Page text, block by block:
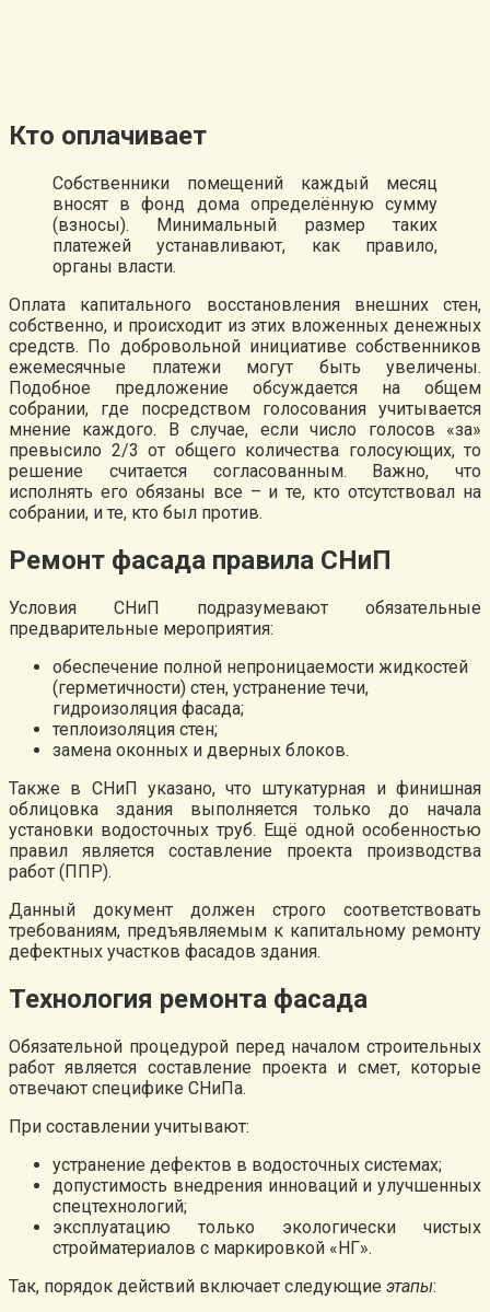
Кто оплачивает
Собственники помещений каждый месяц
вносят в фонд дома определённую сумму
(взносы). Минимальный размер таких
платежей устанавливают, как правило,
органы власти.
Оплата капитального восстановления внешних стен,
собственно, и происходит из этих вложенных денежных
средств. По добровольной инициативе собственников
ежемесячные платежи могут быть увеличены.
Подобное предложение обсуждается на общем
собрании, где посредством голосования учитывается
мнение каждого. В случае, если число голосов «за»
превысило 2/3 от общего количества голосующих, то
решение считается согласованным. Важно, что
исполнять его обязаны все – и те, кто отсутствовал на
собрании, и те, кто был против.
Ремонт фасада правила СНиП
Условия СНиП подразумевают обязательные
предварительные мероприятия:
обеспечение полной непроницаемости жидкостей
(герметичности) стен, устранение течи,
гидроизоляция фасада;
теплоизоляция стен;
замена оконных и дверных блоков.
Также в СНиП указано, что штукатурная и финишная
облицовка здания выполняется только до начала
установки водосточных труб. Ещё одной особенностью
правил является составление проекта производства
работ (ППР).
Данный документ должен строго соответствовать
требованиям, предъявляемым к капитальному ремонту
дефектных участков фасадов здания.
Технология ремонта фасада
Обязательной процедурой перед началом строительных
работ является составление проекта и смет, которые
отвечают специфике СНиПа.
При составлении учитывают:
устранение дефектов в водосточных системах;
допустимость внедрения инноваций и улучшенных
спецтехнологий;
эксплуатацию только экологически чистых
стройматериалов с маркировкой «НГ».
Так, порядок действий включает следующие этапы: